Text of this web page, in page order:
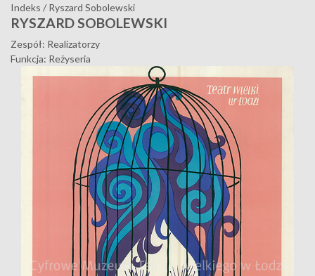
Indeks / Ryszard Sobolewski
RYSZARD SOBOLEWSKI
Zespół: Realizatorzy
Funkcja: Reżyseria